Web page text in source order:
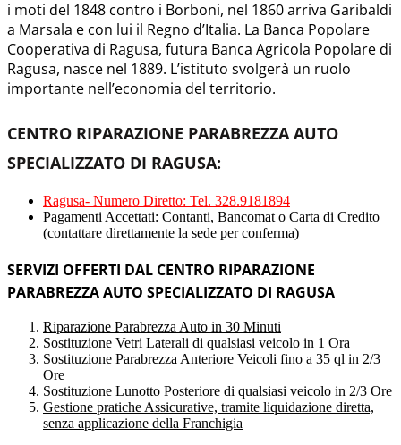
i moti del 1848 contro i Borboni, nel 1860 arriva Garibaldi
a Marsala e con lui il Regno d’Italia. La Banca Popolare
Cooperativa di Ragusa, futura Banca Agricola Popolare di
Ragusa, nasce nel 1889. L’istituto svolgerà un ruolo
importante nell’economia del territorio.
CENTRO RIPARAZIONE PARABREZZA AUTO
SPECIALIZZATO DI RAGUSA:
Ragusa- Numero Diretto: Tel. 328.9181894
Pagamenti Accettati: Contanti, Bancomat o Carta di Credito
(contattare direttamente la sede per conferma)
SERVIZI OFFERTI DAL CENTRO RIPARAZIONE
PARABREZZA AUTO SPECIALIZZATO DI RAGUSA
Riparazione Parabrezza Auto in 30 Minuti
Sostituzione Vetri Laterali di qualsiasi veicolo in 1 Ora
Sostituzione Parabrezza Anteriore Veicoli fino a 35 ql in 2/3
Ore
Sostituzione Lunotto Posteriore di qualsiasi veicolo in 2/3 Ore
Gestione pratiche Assicurative, tramite liquidazione diretta,
senza applicazione della Franchigia